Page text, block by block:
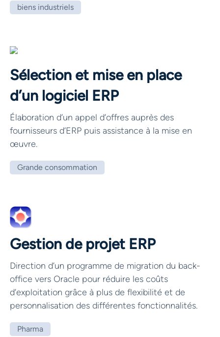
biens industriels
Sélection et mise en place
d’un logiciel ERP
Élaboration d’un appel d’offres auprès des
fournisseurs d’ERP puis assistance à la mise en
œuvre.
Grande consommation
Gestion de projet ERP
Direction d’un programme de migration du back-
office vers Oracle pour réduire les coûts
d’exploitation grâce à plus de flexibilité et de
personnalisation des différentes fonctionnalités.
Pharma